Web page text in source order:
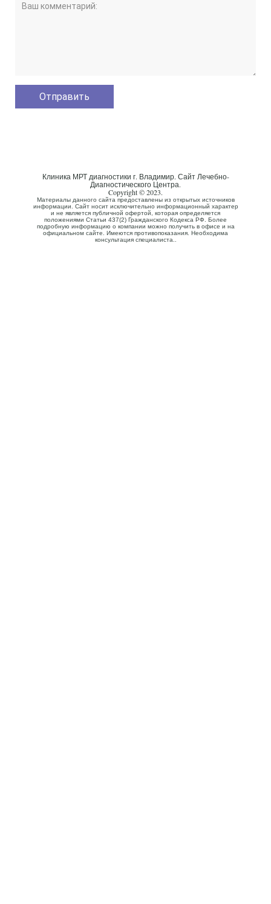
Клиника МРТ диагностики г. Владимир. Сайт Лечебно-
Диагностического Центра.
Copyright © 2023.
Материалы данного сайта предоставлены из открытых источников
информации. Сайт носит исключительно информационный характер
и не является публичной офертой, которая определяется
положениями Статьи 437(2) Гражданского Кодекса РФ. Более
подробную информацию о компании можно получить в офисе и на
официальном сайте. Имеются противопоказания. Необходима
консультация специалиста..